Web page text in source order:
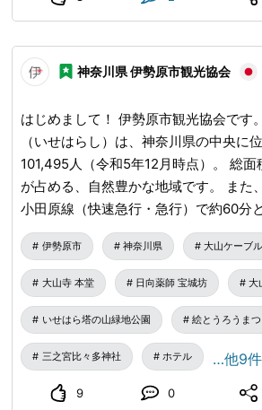
サイズ＞ 長さ：約18cm 直径：約5cm 「シウマイ恵方ま
ん」税込400円） ※常温・冷凍販売 “福
一本一本丁寧に仕上げました。お早め
たします。 通信販売および一部店舗で
＜サイズ＞ 長さ：約10cm 直径：約4cm
神奈川県 伊勢原市観光協会
はじめまして！ 伊勢原市観光協会です。 神奈川県伊勢
（いせはらし）は、神奈川県の中央に
101,495人（令和5年12月時点）。 総
が占める、自然豊かな地域です。 また
小田原線（快速急行・急行）で約60分
のも魅力！ 初投稿の今回は、神奈川県伊勢原市の観光スポ
ットを中心に、伊勢原市をご紹介します！ ─・─・─・
─・─・─・─・─・─・─ 神奈川県伊勢
情報 ─・─・─・─・─・─・─・─・─・─・─ ■大
ーブルカー/大山寺/大山阿夫利神社 丹沢
に位置する、標高1251.7ｍの大山は、
気の登山スポット！ 2016年には「日本
ました。 また、頂上からは、相模平野
伊勢原市 神奈川県 大山ケーブ
大山寺 本堂 日向薬師 宝城坊 大
いせはら塔の山緑地公園 絵とうろうまつ
三之宮比々多神社 ホテル …他9件
9 0